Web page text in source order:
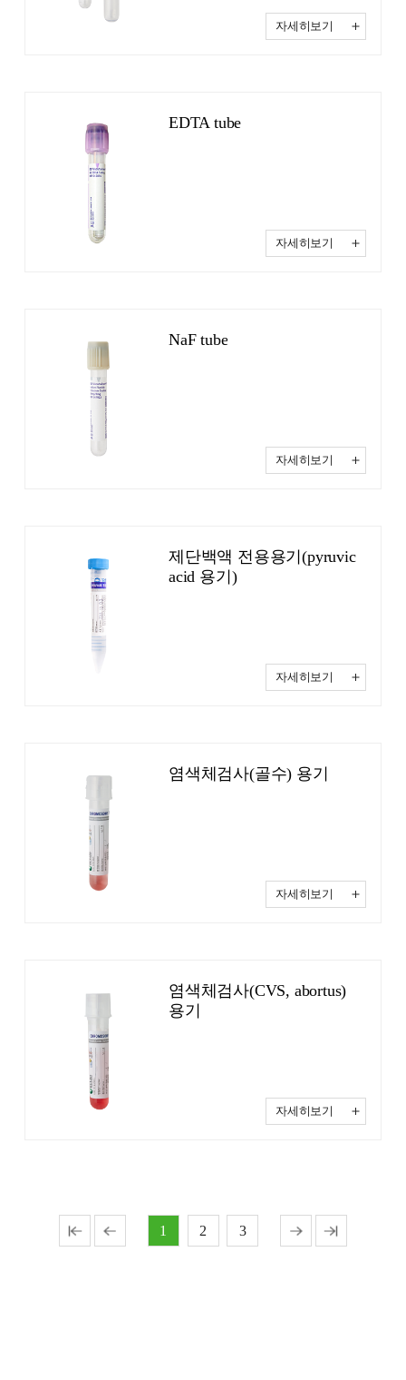
자세히보기
EDTA tube
자세히보기
NaF tube
자세히보기
제단백액 전용용기(pyruvic
acid 용기)
자세히보기
염색체검사(골수) 용기
자세히보기
염색체검사(CVS, abortus)
용기
자세히보기
1 2 3